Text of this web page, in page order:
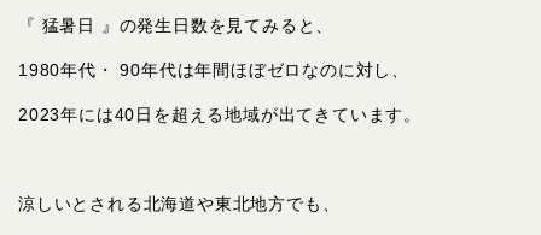
『 猛暑日 』の発生日数を見てみると、
1980年代・ 90年代は年間ほぼゼロなのに対し、
2023年には40日を超える地域が出てきています。
涼しいとされる北海道や東北地方でも、